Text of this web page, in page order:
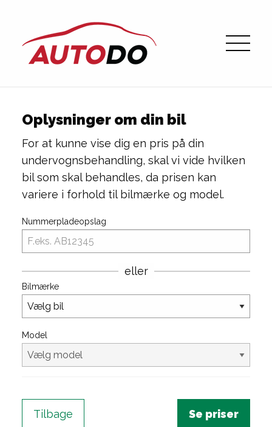
Oplysninger om din bil
For at kunne vise dig en pris på din
undervognsbehandling, skal vi vide hvilken
bil som skal behandles, da prisen kan
variere i forhold til bilmærke og model.
Nummerpladeopslag
eller
Bilmærke
Model
Tilbage